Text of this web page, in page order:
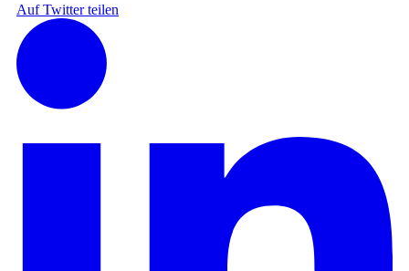
Auf Twitter teilen